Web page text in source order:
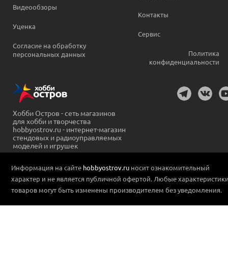
Видеообзоры
Уценка
Согласие на обработку
персональных данных
Контакты
Сервис
Политика
конфиденциальности
Хобби Остров - сеть магазинов
для хобби и творчества
hobbyostrov.ru - интернет-магазин
стендовых и радиоуправляемых
моделей и игрушек
Информация на сайте hobbyostrov.ru носит ознакомительный
характер и не является публичной офертой. Любые
товаров могут быть изменены производителем без уведомления.